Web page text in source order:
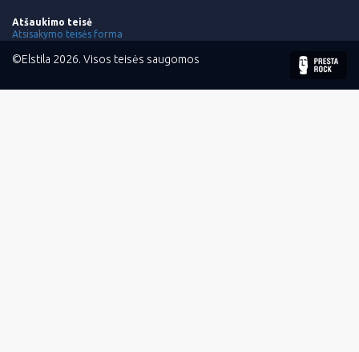
Atšaukimo teisė
Atsisakymo teisės forma
©Elstila 2026. Visos teisės saugomos